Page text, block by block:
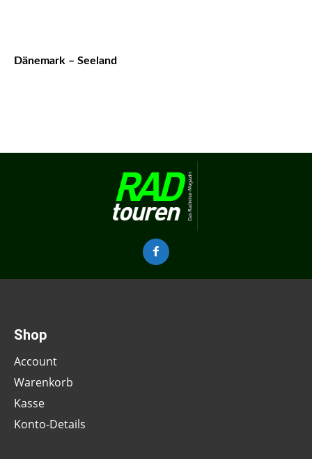
Dänemark – Seeland
Shop
Account
Warenkorb
Kasse
Konto-Details